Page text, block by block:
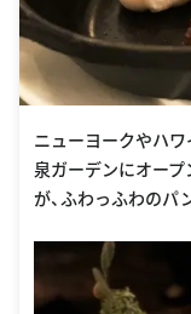
ニューヨークやハ
泉ガーデンにオー
が、ふわっふわのパ